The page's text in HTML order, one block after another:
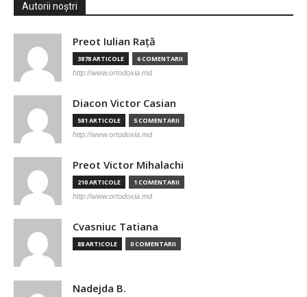
Autorii noștri
Preot Iulian Raţă
3878 ARTICOLE 6 COMENTARII
http://www.ortodoxia.md
Diacon Victor Casian
581 ARTICOLE 5 COMENTARII
http://www.ortodoxia.md
Preot Victor Mihalachi
210 ARTICOLE 1 COMENTARII
http://www.ortodoxia.md
Cvasniuc Tatiana
88 ARTICOLE 0 COMENTARII
Nadejda B.